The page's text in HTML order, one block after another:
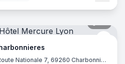
78 Bis Route De Paris, Route Nationale 7, 69260 Charbonnières-les-Bains